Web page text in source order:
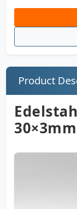
Product